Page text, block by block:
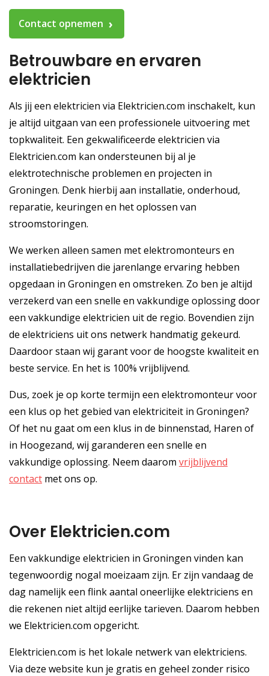
Contact opnemen
Betrouwbare en ervaren
elektricien
Als jij een elektricien via Elektricien.com inschakelt, kun
je altijd uitgaan van een professionele uitvoering met
topkwaliteit. Een gekwalificeerde elektricien via
Elektricien.com kan ondersteunen bij al je
elektrotechnische problemen en projecten in
Groningen. Denk hierbij aan installatie, onderhoud,
reparatie, keuringen en het oplossen van
stroomstoringen.
We werken alleen samen met elektromonteurs en
installatiebedrijven die jarenlange ervaring hebben
opgedaan in Groningen en omstreken. Zo ben je altijd
verzekerd van een snelle en vakkundige oplossing door
een vakkundige elektricien uit de regio. Bovendien zijn
de elektriciens uit ons netwerk handmatig gekeurd.
Daardoor staan wij garant voor de hoogste kwaliteit en
beste service. En het is 100% vrijblijvend.
Dus, zoek je op korte termijn een elektromonteur voor
een klus op het gebied van elektriciteit in Groningen?
Of het nu gaat om een klus in de binnenstad, Haren of
in Hoogezand, wij garanderen een snelle en
vakkundige oplossing. Neem daarom vrijblijvend
contact met ons op.
Over Elektricien.com
Een vakkundige elektricien in Groningen vinden kan
tegenwoordig nogal moeizaam zijn. Er zijn vandaag de
dag namelijk een flink aantal oneerlijke elektriciens en
die rekenen niet altijd eerlijke tarieven. Daarom hebben
we Elektricien.com opgericht.
Elektricien.com is het lokale netwerk van elektriciens.
Via deze website kun je gratis en geheel zonder risico